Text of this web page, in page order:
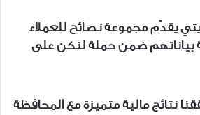
يقدّم مجموعة نصائح للعملاء
بياناتهم ضمن حملة لنكن على
نتائج مالية متميزة مع المحافظة